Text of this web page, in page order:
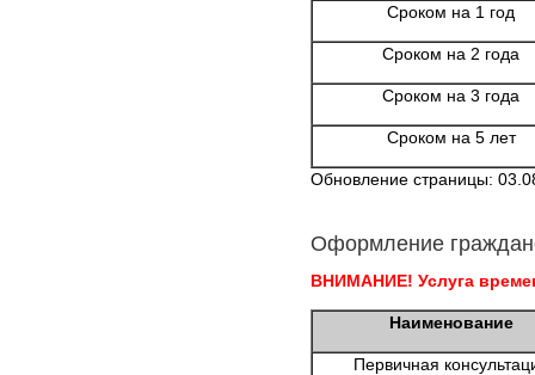
Сроком на 1 год
Сроком на 2 года
Сроком на 3 года
Сроком на 5 лет
Обновление страницы:
Оформление
ВНИМАНИЕ! Услуга
Наименование
Первичная